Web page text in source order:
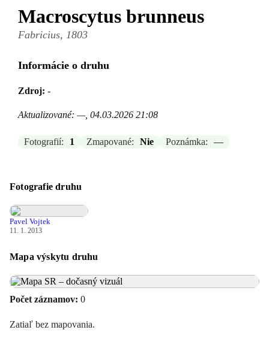
Macroscytus brunneus
Fabricius, 1803
Informácie o druhu
Zdroj: -
Aktualizované: —, 04.03.2026 21:08
Fotografií: 1 Zmapované: Nie Poznámka: —
Fotografie druhu
Pavel Vojtek
11. 1. 2013
Mapa výskytu druhu
Počet záznamov: 0
Zatiaľ bez mapovania.